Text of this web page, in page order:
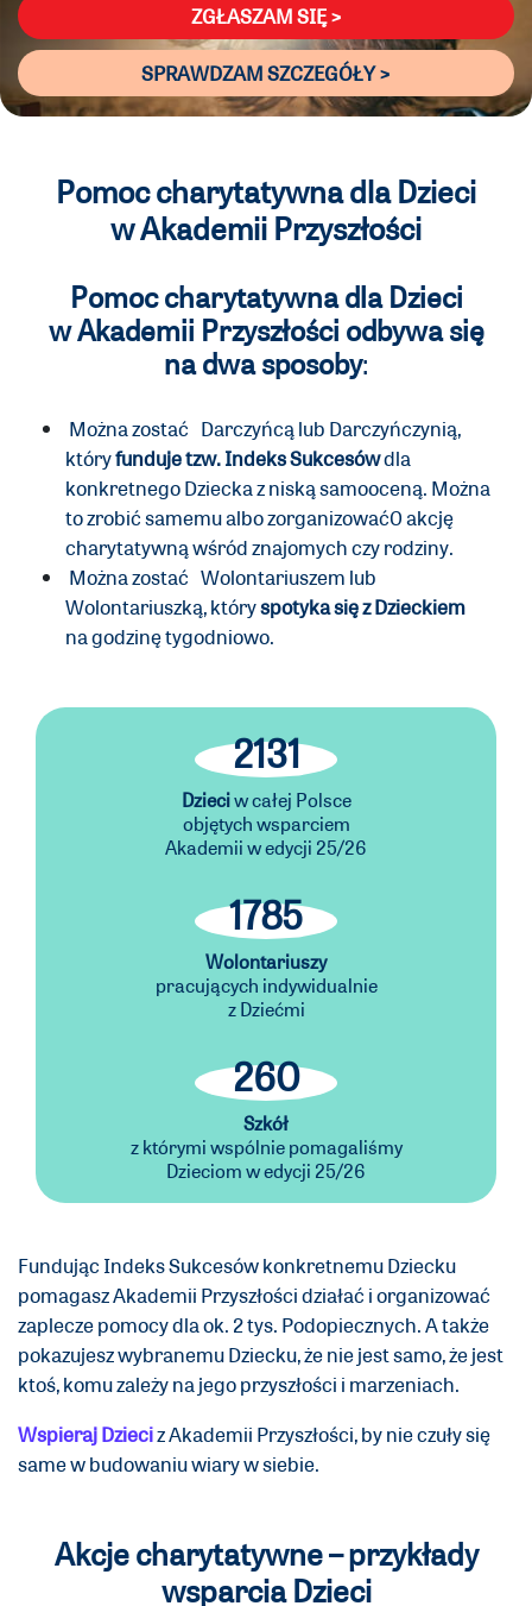
ZGŁASZAM SIĘ >
SPRAWDZAM SZCZEGÓŁY >
Pomoc charytatywna dla Dzieci
w Akademii Przyszłości
Pomoc charytatywna dla Dzieci
w Akademii Przyszłości odbywa się
na dwa sposoby:
Można zostać Darczyńcą lub Darczyńczynią,
któryfunduje tzw. Indeks Sukcesówdla
konkretnego Dziecka z niską samooceną. Można
to zrobić samemu albo zorganizować0 akcję
charytatywną wśród znajomych czy rodziny.
Można zostać Wolontariuszem lub
Wolontariuszką, któryspotyka się z Dzieckiem
na godzinę tygodniowo.
2131
Dzieciw całej Polsce
objętych wsparciem
Akademii w edycji 25/26
1785
Wolontariuszy
pracujących indywidualnie
z Dziećmi
260
Szkół
z którymi wspólnie pomagaliśmy
Dzieciom w edycji 25/26
Fundując Indeks Sukcesów konkretnemu Dziecku
pomagasz Akademii Przyszłości działać i organizować
zaplecze pomocy dla ok. 2 tys. Podopiecznych. A także
pokazujesz wybranemu Dziecku, że nie jest samo, że jest
ktoś, komu zależy na jego przyszłości i marzeniach.
Wspieraj Dzieciz Akademii Przyszłości, by nie czuły się
same w budowaniu wiary w siebie.
Akcje charytatywne – przykłady
wsparcia Dzieci